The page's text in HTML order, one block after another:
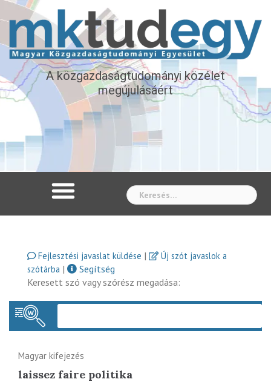
A közgazdaságtudományi közélet
megújulásáért
Fejlesztési javaslat küldése |
Új szót javaslok a
szótárba |
Segítség
Keresett szó vagy szórész megadása:
Magyar kifejezés
laissez faire politika